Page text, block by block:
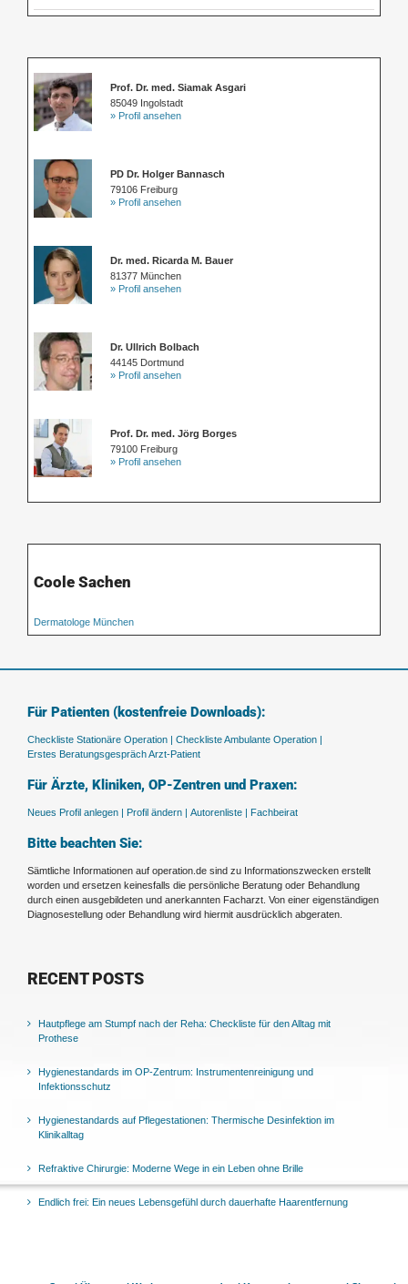
Prof. Dr. med. Siamak Asgari
85049 Ingolstadt
» Profil ansehen
PD Dr. Holger Bannasch
79106 Freiburg
» Profil ansehen
Dr. med. Ricarda M. Bauer
81377 München
» Profil ansehen
Dr. Ullrich Bolbach
44145 Dortmund
» Profil ansehen
Prof. Dr. med. Jörg Borges
79100 Freiburg
» Profil ansehen
Coole Sachen
Dermatologe München
Für Patienten (kostenfreie Downloads):
Checkliste Stationäre Operation | Checkliste Ambulante Operation |
Erstes Beratungsgespräch Arzt-Patient
Für Ärzte, Kliniken, OP-Zentren und Praxen:
Neues Profil anlegen | Profil ändern | Autorenliste | Fachbeirat
Bitte beachten Sie:
Sämtliche Informationen auf operation.de sind zu Informationszwecken erstellt
worden und ersetzen keinesfalls die persönliche Beratung oder Behandlung
durch einen ausgebildeten und anerkannten Facharzt. Von einer eigenständigen
Diagnosestellung oder Behandlung wird hiermit ausdrücklich abgeraten.
RECENT POSTS
Hautpflege am Stumpf nach der Reha: Checkliste für den Alltag mit
Prothese
Hygienestandards im OP-Zentrum: Instrumentenreinigung und
Infektionsschutz
Hygienestandards auf Pflegestationen: Thermische Desinfektion im
Klinikalltag
Refraktive Chirurgie: Moderne Wege in ein Leben ohne Brille
Endlich frei: Ein neues Lebensgefühl durch dauerhafte Haarentfernung